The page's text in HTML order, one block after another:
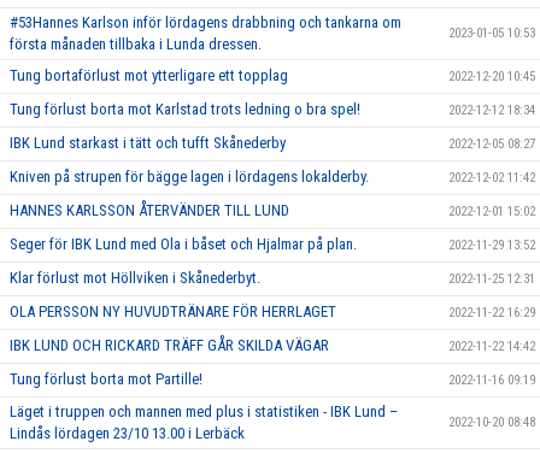
#53Hannes Karlson inför lördagens drabbning och tankarna om
första månaden tillbaka i Lunda dressen.
2023-01-05 10:53
Tung bortaförlust mot ytterligare ett topplag 2022-12-20 10:45
Tung förlust borta mot Karlstad trots ledning o bra spel! 2022-12-12 18:34
IBK Lund starkast i tätt och tufft Skånederby 2022-12-05 08:27
Kniven på strupen för bägge lagen i lördagens lokalderby. 2022-12-02 11:42
HANNES KARLSSON ÅTERVÄNDER TILL LUND 2022-12-01 15:02
Seger för IBK Lund med Ola i båset och Hjalmar på plan. 2022-11-29 13:52
Klar förlust mot Höllviken i Skånederbyt. 2022-11-25 12:31
OLA PERSSON NY HUVUDTRÄNARE FÖR HERRLAGET 2022-11-22 16:29
IBK LUND OCH RICKARD TRÄFF GÅR SKILDA VÄGAR 2022-11-22 14:42
Tung förlust borta mot Partille! 2022-11-16 09:19
Läget i truppen och mannen med plus i statistiken - IBK Lund –
Lindås lördagen 23/10 13.00 i Lerbäck
2022-10-20 08:48